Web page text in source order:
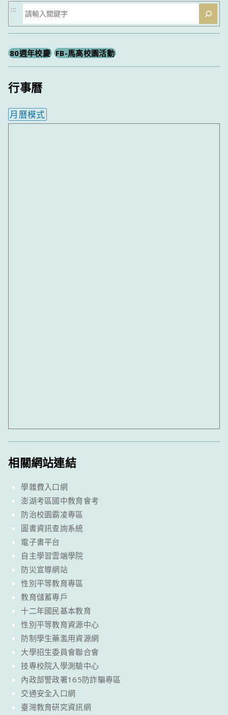
搜
尋
:::
80週年校慶 FB-馬高校園活動
行事曆
月曆模式
相關網站連結
學雜費入口網
澎湖考區國中教育會考
防治校園霸凌專區
圖書資訊查詢系統
電子書平台
自主學習雲端學院
防災宣導網站
性別平等教育專區
教育儲蓄專戶
十二年國民基本教育
性別平等教育資源中心
防制學生藥濫用資源網
大學招生委員會聯合會
技專校院入學測驗中心
內政部警政署165防詐騙專區
交通安全入口網
臺灣教育研究資訊網